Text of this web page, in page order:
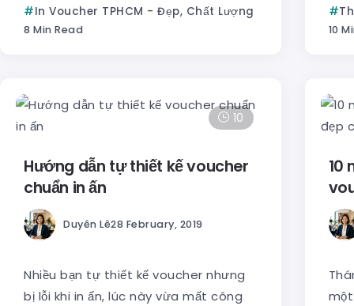
In Voucher TPHCM - Đẹp, Chất Lượng
8 Min Read 10
10
Hướng dẫn tự thiết kế voucher
chuẩn in ấn
Duyên Lê28 February, 2019
Nhiều bạn tự thiết kế voucher nhưng
bị lỗi khi in ấn, lúc này vừa mất công
10